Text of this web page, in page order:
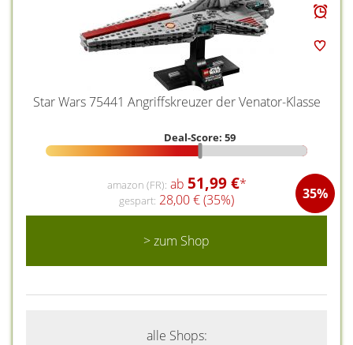
Star Wars 75441 Angriffskreuzer der Venator-Klasse
Deal-Score: 59
amazon (FR): ab 51,99 €*
35%
gespart: 28,00 € (35%)
> zum Shop
alle Shops: